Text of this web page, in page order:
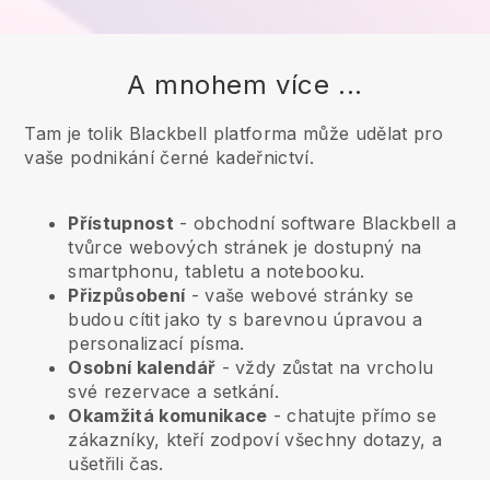
A mnohem více ...
Tam je tolik Blackbell platforma může udělat pro
vaše podnikání černé kadeřnictví.
Přístupnost - obchodní software Blackbell a
tvůrce webových stránek je dostupný na
smartphonu, tabletu a notebooku.
Přizpůsobení- vaše webové stránky se
budou cítit jako ty s barevnou úpravou a
personalizací písma.
Osobní kalendář - vždy zůstat na vrcholu
své rezervace a setkání.
Okamžitá komunikace - chatujte přímo se
zákazníky, kteří zodpoví všechny dotazy, a
ušetřili čas.